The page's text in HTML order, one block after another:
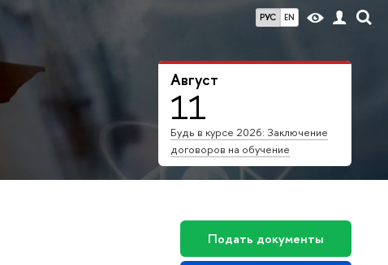
РУС EN
Август
11
Будь в курсе 2026: Заключение
договоров на обучение
Подать документы